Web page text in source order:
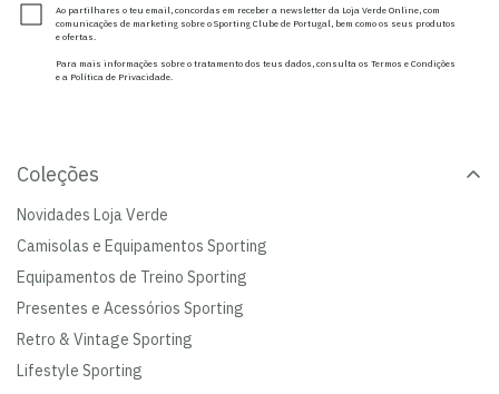
Ao partilhares o teu email, concordas em receber a newsletter da Loja Verde Online, com
comunicações de marketing sobre o Sporting Clube de Portugal, bem como os seus produtos
e ofertas.
Para mais informações sobre o tratamento dos teus dados, consulta os Termos e Condições
e a Política de Privacidade.
Coleções
Novidades Loja Verde
Camisolas e Equipamentos Sporting
Equipamentos de Treino Sporting
Presentes e Acessórios Sporting
Retro & Vintage Sporting
Lifestyle Sporting